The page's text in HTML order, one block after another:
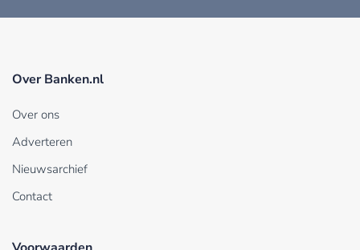
Over Banken.nl
Over ons
Adverteren
Nieuwsarchief
Contact